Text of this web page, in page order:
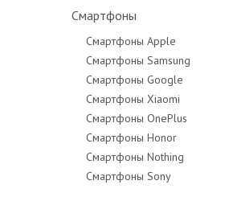
Смартфоны
Смартфоны Apple
Смартфоны Samsung
Смартфоны Google
Смартфоны Xiaomi
Смартфоны OnePlus
Смартфоны Honor
Смартфоны Nothing
Смартфоны Sony